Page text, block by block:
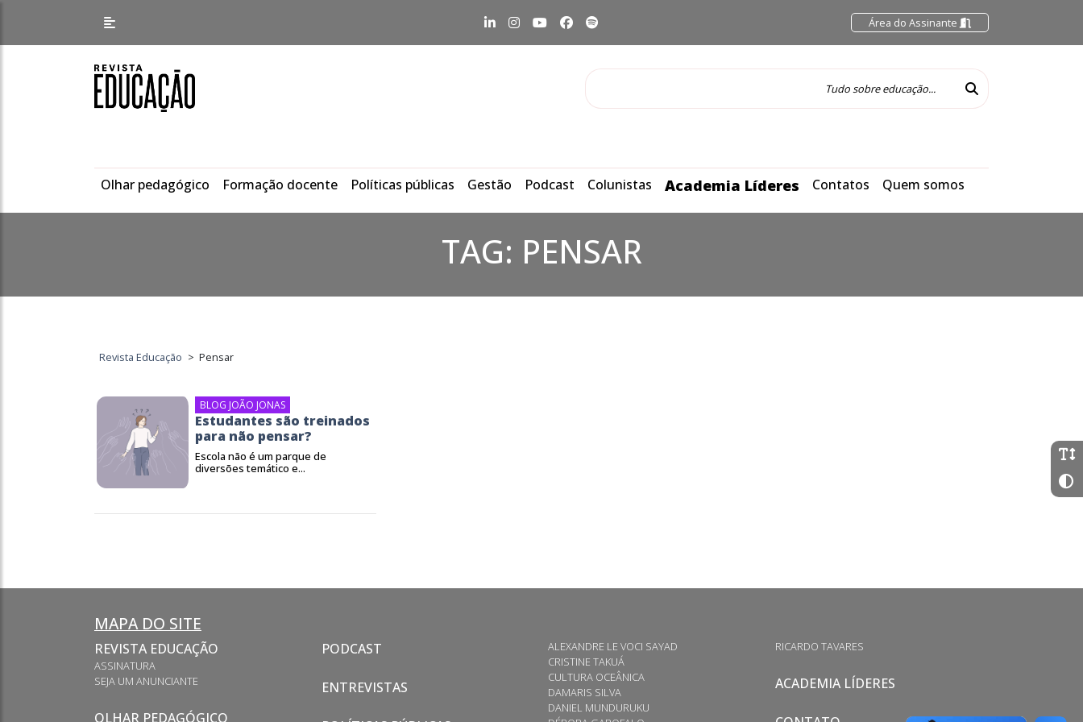
Área do Assinante
Olhar pedagógico Formação docente Políticas públicas Gestão Podcast Colunistas Academia Líderes Contatos Quem somos
TAG: PENSAR
Revista Educação > Pensar
BLOG JOÃO JONAS
Estudantes são treinados
para não pensar?
Escola não é um parque de
diversões temático e...
MAPA DO SITE
REVISTA EDUCAÇÃO
ASSINATURA
SEJA UM ANUNCIANTE
OLHAR PEDAGÓGICO
PODCAST
ENTREVISTAS
ALEXANDRE LE VOCI SAYAD
CRISTINE TAKUÁ
CULTURA OCEÂNICA
DAMARIS SILVA
DANIEL MUNDURUKU
RICARDO TAVARES
ACADEMIA LÍDERES